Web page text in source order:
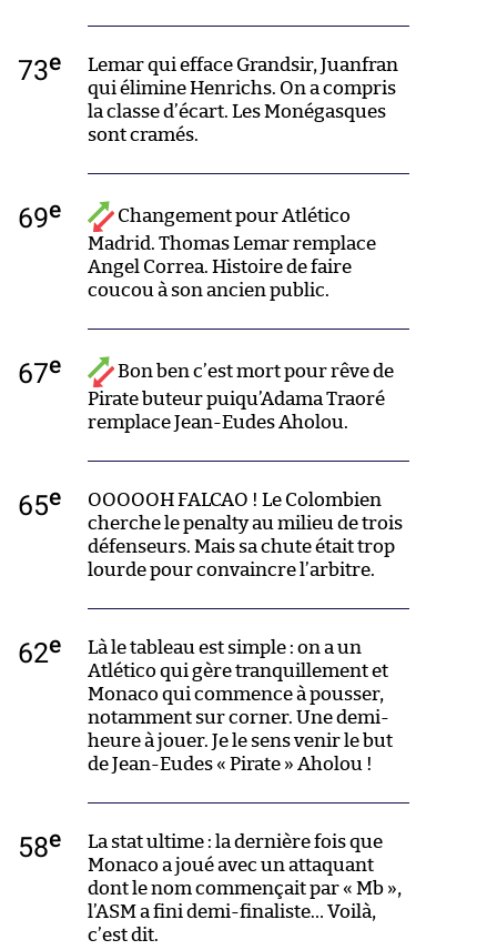
73e
Lemar qui efface Grandsir, Juanfran
qui élimine Henrichs. On a compris
la classe d’écart. Les Monégasques
sont cramés.
69e
Changement pour Atlético
Madrid. Thomas Lemar remplace
Angel Correa. Histoire de faire
coucou à son ancien public.
67e
Bon ben c’est mort pour rêve de
Pirate buteur puiqu’Adama Traoré
remplace Jean-Eudes Aholou.
65e
OOOOOH FALCAO ! Le Colombien
cherche le penalty au milieu de trois
défenseurs. Mais sa chute était trop
lourde pour convaincre l’arbitre.
62e
Là le tableau est simple : on a un
Atlético qui gère tranquillement et
Monaco qui commence à pousser,
notamment sur corner. Une demi-
heure à jouer. Je le sens venir le but
de Jean-Eudes « Pirate » Aholou !
58e
La stat ultime : la dernière fois que
Monaco a joué avec un attaquant
dont le nom commençait par « Mb »,
l’ASM a fini demi-finaliste… Voilà,
c’est dit.